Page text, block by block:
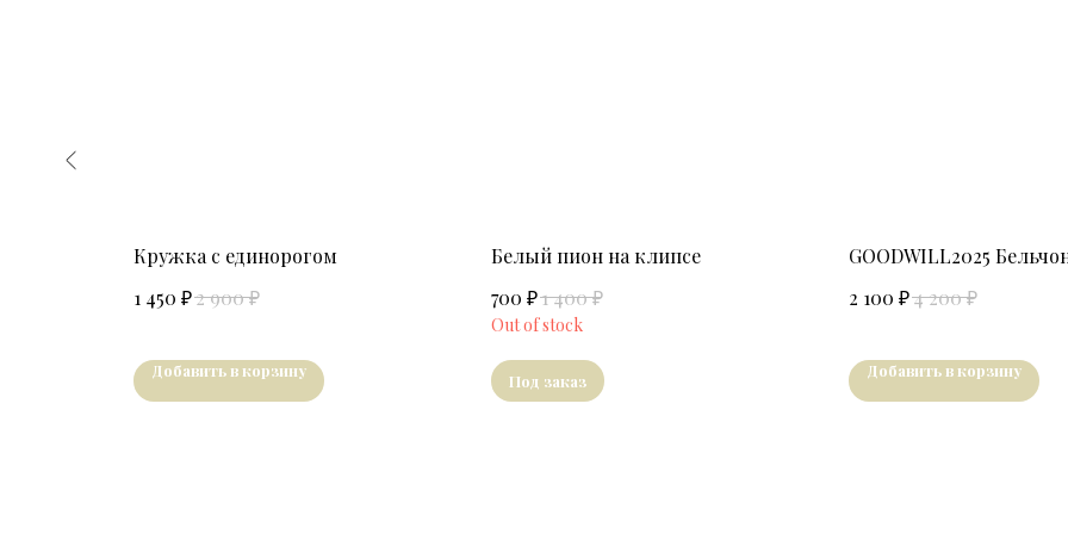
Кружка с единорогом
1 450 ₽2 900₽
Добавить в корзину
Белый пион на клипсе
700 ₽1 400₽
Out of stock
Под заказ
GOODWILL2025
2 100 ₽4 200₽
Добавить в корзину